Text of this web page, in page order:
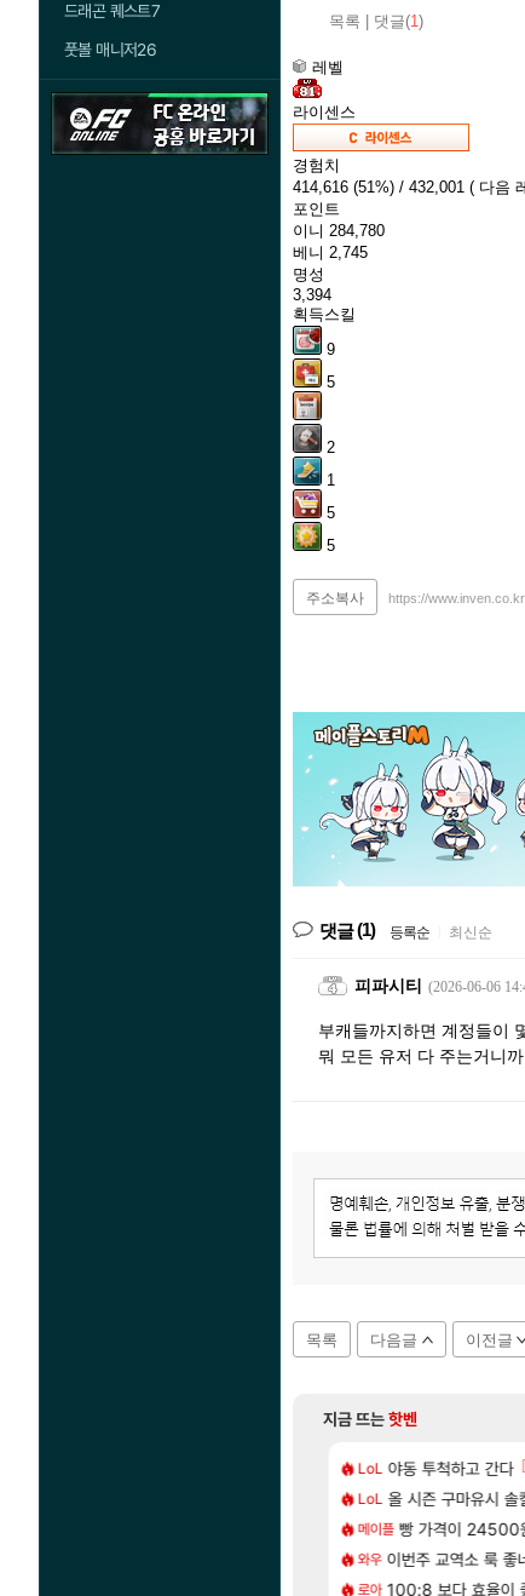
드래곤 퀘스트7
풋볼 매니저26
목록 댓글(1)
레벨
라이센스
경험치
414,616 (51%) / 432,001 ( 다음
포인트
이니 284,780
베니 2,745
명성
3,394
획득스킬
9
5
2
1
5
5
주소복사 https://
댓글(1) 등록순 최신순
피파시티 (2026-06-06
부캐들까지하면 계정들이
뭐 모든 유저 다 주는거니
목록 다음글 이전글
지금 뜨는핫벤
LoL 야동 투척하고 간다
LoL 올 시즌 구마유시
메이플 빵 가격이 24500원
와우 이번주 교역소 룩 좋
로아 100:8 보다 효율이
비스트 비스트 오브 리
리싱크드 리싱크드
여행 동해바다 추암해
여행 국내에도 이쁜곳
명조 체험 캐릭터만으로 허상 40